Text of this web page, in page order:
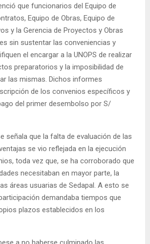
que funcionarios del Equipo de
Equipo de Obras, Equipo de
y la Gerencia de Proyectos y Obras
sin sustentar las conveniencias y
el encargar a la UNOPS de realizar
preparatorios y la imposibilidad de
las mismas. Dichos informes
de los convenios específicos y
del primer desembolso por S/
señala que la falta de evaluación de las
se vio reflejada en la ejecución
toda vez que, se ha corroborado que
necesitaban en mayor parte, la
áreas usuarias de Sedapal. A esto se
demandaba tiempos que
plazos establecidos en los